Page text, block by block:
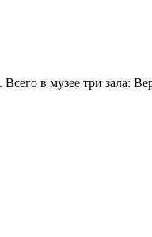
Всего в музее три